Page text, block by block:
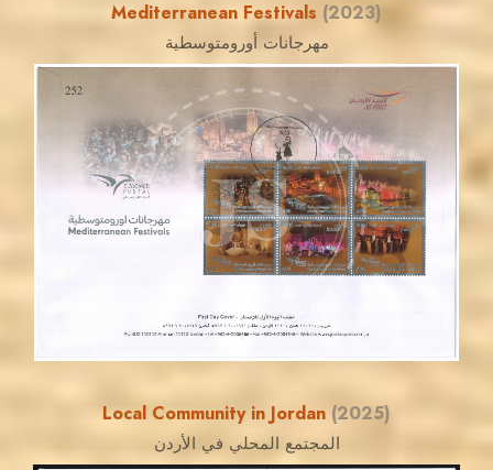
Mediterranean Festivals (2023)
مهرجانات أورومتوسطية
JS
MAHDI BSEISO
Local Community in Jordan (2025)
المجتمع المحلي في الأردن